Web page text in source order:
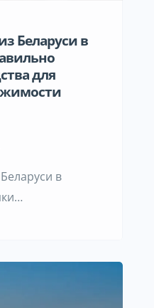
Беларуси в
для
в
решение